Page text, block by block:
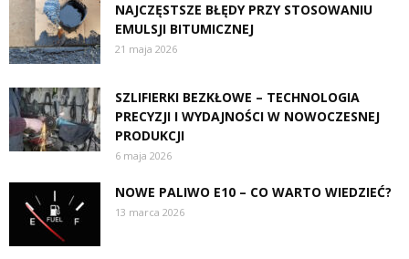
NAJCZĘSTSZE BŁĘDY PRZY STOSOWANIU
EMULSJI BITUMICZNEJ
21 maja 2026
SZLIFIERKI BEZKŁOWE – TECHNOLOGIA
PRECYZJI I WYDAJNOŚCI W NOWOCZESNEJ
PRODUKCJI
6 maja 2026
NOWE PALIWO E10 – CO WARTO WIEDZIEĆ?
13 marca 2026